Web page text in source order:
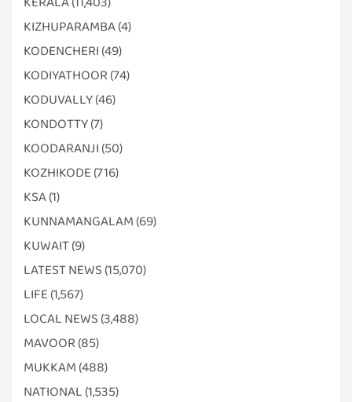
KIZHUPARAMBA(4)
KODENCHERI (49)
KODIYATHOOR (74)
KODUVALLY(46)
KONDOTTY(7)
KOODARANJI (50)
KOZHIKODE (716)
KSA(1)
KUNNAMANGALAM (69)
KUWAIT(9)
LATEST NEWS (15,070)
LIFE (1,567)
LOCAL NEWS (3,488)
MAVOOR (85)
MUKKAM (488)
NATIONAL (1,535)